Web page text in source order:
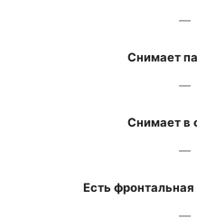
—
Снимает
—
Снимает в
—
Есть